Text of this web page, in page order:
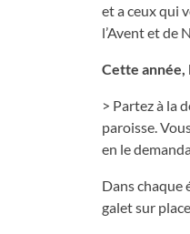
et a ceux qui
l’Avent et de
Cette année,
> Partez à la
paroisse.
en le
Dans chaque
galet sur